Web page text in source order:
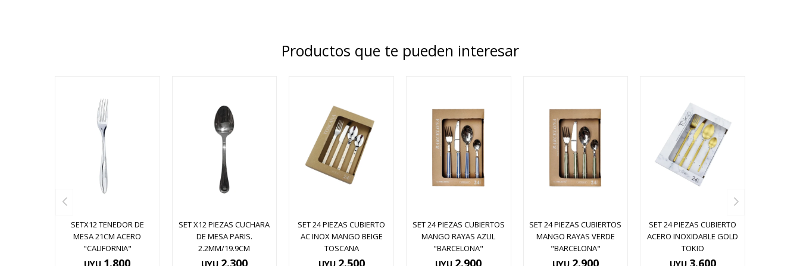
Productos que te pueden interesar
SETX12 TENEDOR DE
MESA 21CM ACERO
"CALIFORNIA"
SET X12 PIEZAS CUCHARA
DE MESA PARIS.
2.2MM/19.9CM
SET 24 PIEZAS CUBIERTO
AC INOX MANGO BEIGE
TOSCANA
SET 24 PIEZAS CUBIERTOS
MANGO RAYAS AZUL
"BARCELONA"
SET 24 PIEZAS CUBIERTOS
MANGO RAYAS VERDE
"BARCELONA"
SET 24 PIEZAS CUBIERTO
ACERO INOXIDABLE GOLD
TOKIO